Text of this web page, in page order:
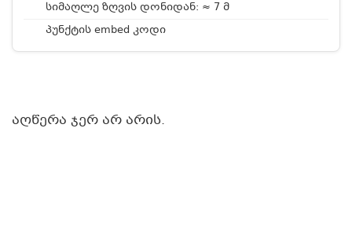
სიმაღლე ზღვის დონიდან: ≈ 7 მ
პუნქტის embed კოდი
აღწერა ჯერ არ არის.